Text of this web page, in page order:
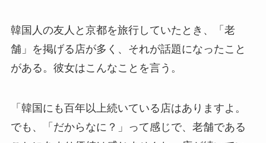
韓国人の友人と京都を旅行していたとき、「老
舗」を掲げる店が多く、それが話題になったこと
がある。彼女はこんなことを言う。
「韓国にも百年以上続いている店はありますよ。
でも、「だからなに？」って感じで、老舗である